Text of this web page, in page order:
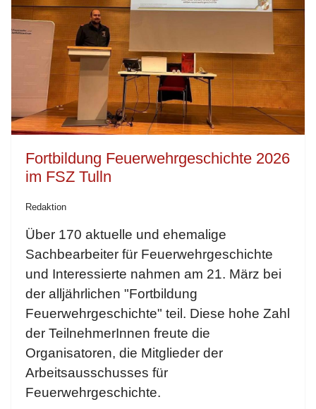
Fortbildung Feuerwehrgeschichte 2026
im FSZ Tulln
Redaktion
Über 170 aktuelle und ehemalige
Sachbearbeiter für Feuerwehrgeschichte
und Interessierte nahmen am 21. März bei
der alljährlichen "Fortbildung
Feuerwehrgeschichte" teil. Diese hohe Zahl
der TeilnehmerInnen freute die
Organisatoren, die Mitglieder der
Arbeitsausschusses für
Feuerwehrgeschichte.